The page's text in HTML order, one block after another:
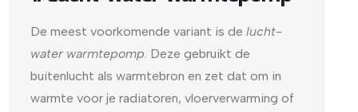
De meest voorkomende variant is de lucht-
water warmtepomp. Deze gebruikt de
buitenlucht als warmtebron en zet dat om in
warmte voor je radiatoren, vloerverwarming of